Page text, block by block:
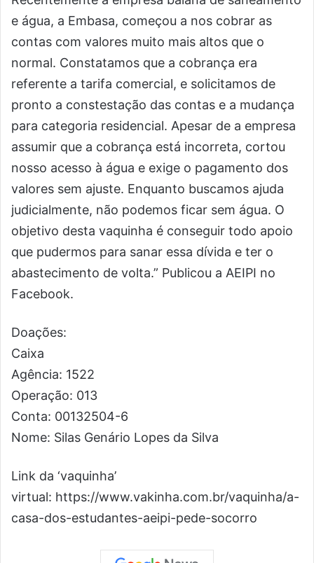
e água, a Embasa, começou a nos cobrar as
contas com valores muito mais altos que o
normal. Constatamos que a cobrança era
referente a tarifa comercial, e solicitamos de
pronto a constestação das contas e a mudança
para categoria residencial. Apesar de a empresa
assumir que a cobrança está incorreta, cortou
nosso acesso à água e exige o pagamento dos
valores sem ajuste. Enquanto buscamos ajuda
judicialmente, não podemos ficar sem água. O
objetivo desta vaquinha é conseguir todo apoio
que pudermos para sanar essa dívida e ter o
abastecimento de volta.” Publicou a AEIPI no
Facebook.
Doações:
Caixa
Agência: 1522
Operação: 013
Conta: 00132504-6
Nome: Silas Genário Lopes da Silva
Link da ‘vaquinha’
virtual: https://www.vakinha.com.br/vaquinha/a-
casa-dos-estudantes-aeipi-pede-socorro